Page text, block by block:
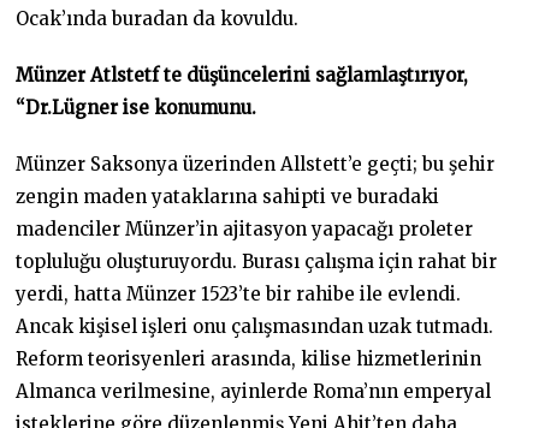
Ocak’ında buradan da kovuldu.
Münzer Atlstetf te düşüncelerini sağlamlaştırıyor,
“Dr.Lügner ise konumunu.
Münzer Saksonya üzerinden Allstett’e geçti; bu şehir
zengin maden yataklarına sahipti ve buradaki
madenciler Münzer’in ajitasyon yapacağı proleter
topluluğu oluşturuyordu. Burası çalışma için rahat bir
yerdi, hatta Münzer 1523’te bir rahibe ile evlendi.
Ancak kişisel işleri onu çalışmasından uzak tutmadı.
Reform teorisyenleri arasında, kilise hizmetlerinin
Almanca verilmesine, ayinlerde Roma’nın emperyal